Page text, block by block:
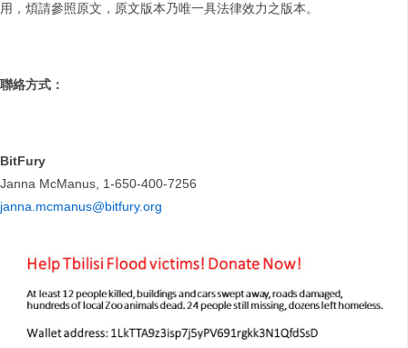
用，煩請參照原文，原文版本乃唯一具法律效力之版本。
聯絡方式：
BitFury
Janna McManus, 1-650-400-7256
janna.mcmanus@bitfury.org